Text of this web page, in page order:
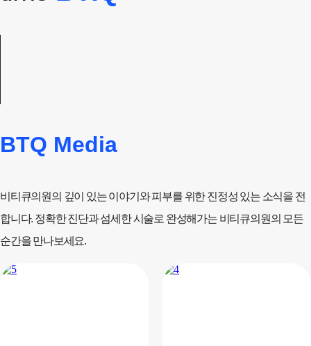
BTQ Media
비티큐의원의 깊이 있는 이야기와 피부를 위한 진정성 있는 소식을 전
합니다. 정확한 진단과 섬세한 시술로 완성해가는 비티큐의원의 모든
순간을 만나보세요.